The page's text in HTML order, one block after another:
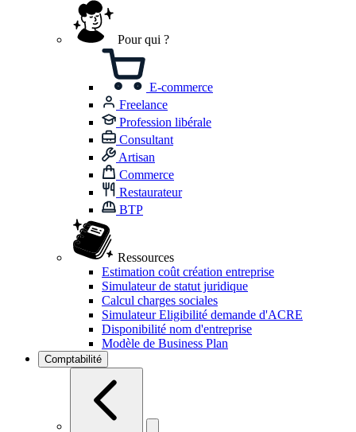
Pour qui ?
E-commerce
Freelance
Profession libérale
Consultant
Artisan
Commerce
Restaurateur
BTP
Ressources
Estimation coût création entreprise
Simulateur de statut juridique
Calcul charges sociales
Simulateur Eligibilité demande d'ACRE
Disponibilité nom d'entreprise
Modèle de Business Plan
Comptabilité